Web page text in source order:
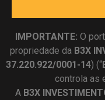
IMPORTANTE: O
propriedade da B3X
37.220.922/0001-14) (“
controla as
A B3X